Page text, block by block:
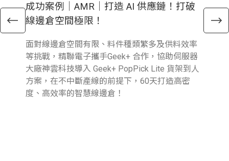
成功案例｜AMR｜打造 AI 供應鏈！打破
線邊倉空間極限！
面對線邊倉空間有限、料件種類繁多及供料效率
等挑戰，精聯電子攜手Geek+ 合作，協助伺服器
大廠神雲科技導入 Geek+ PopPick Lite 貨架到人
方案，在不中斷產線的前提下，60天打造高密
度、高效率的智慧線邊倉！
電
倉